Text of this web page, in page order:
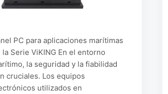
PC para aplicaciones marítimas
la Serie ViKING En el entorno
la seguridad y la fiabilidad
cruciales. Los equipos
utilizados en